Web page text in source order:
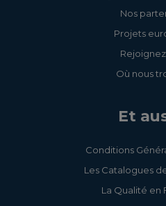
Nos
Projets
Où nous
Et
Conditions
Les Catalogues
La Qualité en